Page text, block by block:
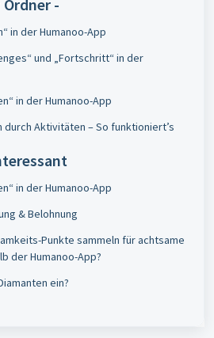
-
in der Humanoo-App
und „Fortschritt“ in der
in der Humanoo-App
durch Aktivitäten – So funktioniert’s
in der Humanoo-App
& Belohnung
Punkte sammeln für achtsame
der Humanoo-App?
ein?